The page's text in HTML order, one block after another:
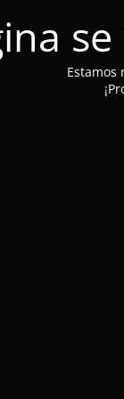
Estamos